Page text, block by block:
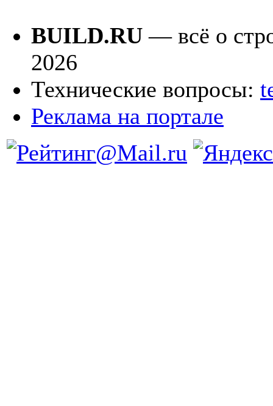
BUILD.RU — всё о
2026
Технические вопросы:
Реклама на портале